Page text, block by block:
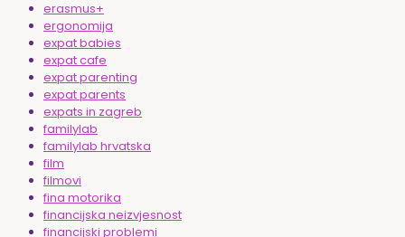
erasmus+
ergonomija
expat babies
expat cafe
expat parenting
expat parents
expats in zagreb
familylab
familylab hrvatska
film
filmovi
fina motorika
financijska neizvjesnost
financijski problemi